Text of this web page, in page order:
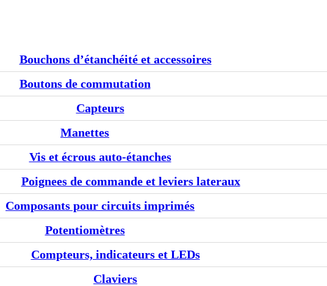
Bouchons d’étanchéité et accessoires
Boutons de commutation
Capteurs
Manettes
Vis et écrous auto-étanches
Poignees de commande et leviers lateraux
Composants pour circuits imprimés
Potentiomètres
Compteurs, indicateurs et LEDs
Claviers